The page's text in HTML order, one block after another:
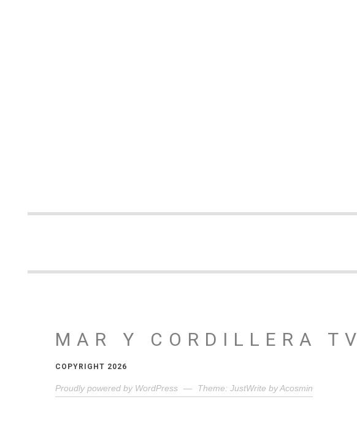
MAR Y CORDILLERA TV
COPYRIGHT 2026
Proudly powered by WordPress — Theme: JustWrite byAcosmin